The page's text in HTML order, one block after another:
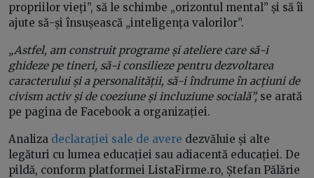
propriilor vieți”, să le schimbe „orizontul mental” și să îi
ajute să-și însușească „inteligența valorilor”.
„Astfel, am construit programe și ateliere care să-i
ghideze pe tineri, să-i consilieze pentru dezvoltarea
caracterului și a personalității, să-i îndrume în acțiuni de
civism activ și de coeziune și incluziune socială”, se arată
pe pagina de Facebook a organizației.
Analiza declarației sale de avere dezvăluie și alte
legături cu lumea educației sau adiacentă educației. De
pildă, conform platformei ListaFirme.ro, Ștefan Pălărie